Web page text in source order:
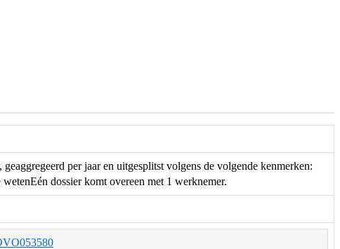
per jaar en uitgesplitst volgens de volgende kenmerken:
dossier komt overeen met 1 werknemer.